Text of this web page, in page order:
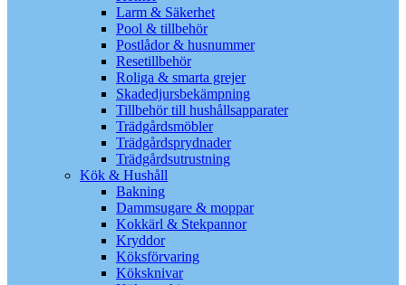
Larm & Säkerhet
Pool & tillbehör
Postlådor & husnummer
Resetillbehör
Roliga & smarta grejer
Skadedjursbekämpning
Tillbehör till hushållsapparater
Trädgårdsmöbler
Trädgårdsprydnader
Trädgårdsutrustning
Kök & Hushåll
Bakning
Dammsugare & moppar
Kokkärl & Stekpannor
Kryddor
Köksförvaring
Köksknivar